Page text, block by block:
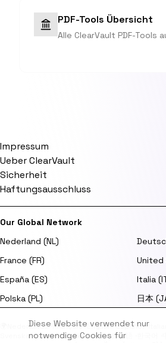
PDF-Tools Übersicht
Alle ClearVault PDF-Tools
Impressum
Ueber ClearVault
Sicherheit
Haftungsausschluss
Our Global Network
Nederland (NL)
France (FR)
United
España (ES)
Italia
Polska (PL)
日本
Nederlands Français · English ·Español ·
Svenska ·Dansk ·Norsk ·Suomi · 日本語
Diese Website verwendet nur
notwendige Cookies für